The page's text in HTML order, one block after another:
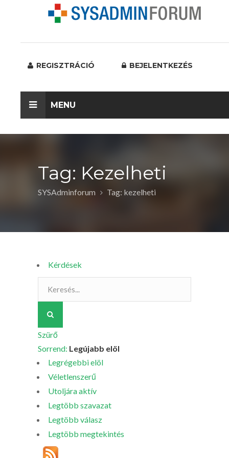
REGISZTRÁCIÓ BEJELENTKEZÉS
MENU
Tag: Kezelheti
SYSAdminforum Tag: kezelheti
Kérdések
Szürő
Sorrend: Legújabb elöl
Legrégebbi elöl
Véletlenszerű
Utoljára aktív
Legtöbb szavazat
Legtöbb válasz
Legtöbb megtekintés